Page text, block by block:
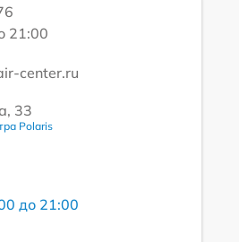
21:00
center.ru
33
Polaris
до 21:00